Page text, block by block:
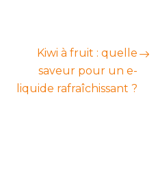
Kiwi à fruit : quelle
saveur pour un e-
liquide rafraîchissant ?